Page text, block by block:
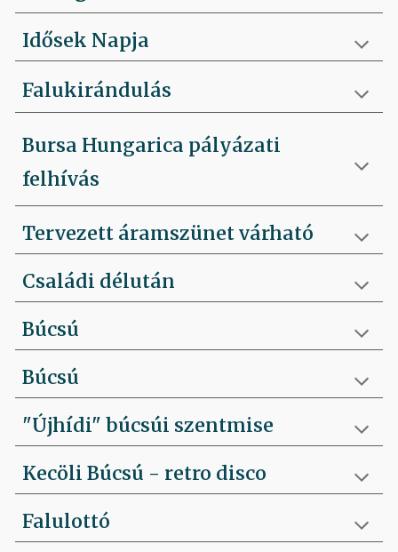
Idősek Napja
Falukirándulás
Bursa Hungarica pályázati
felhívás
Tervezett áramszünet várható
Családi délután
Búcsú
Búcsú
"Újhídi" búcsúi szentmise
Kecöli Búcsú - retro disco
Falulottó